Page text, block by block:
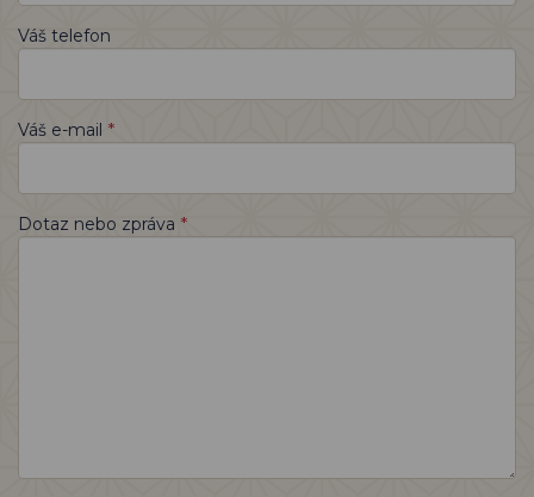
Váš telefon
Váš e-mail *
Dotaz nebo zpráva *